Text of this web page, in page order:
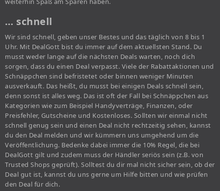
… schnell
Wir sind schnell, geben unser Bestes und das täglich von 8 bis 1
Uhr. Mit DealGott bist du immer auf dem aktuellsten Stand. Du
musst weder lange auf die nächsten Deals warten, noch dich
sorgen, dass du einen Deal verpasst. Viele der Rabattaktionen und
Schnäppchen sind befristetet oder binnen weniger Minuten
ausverkauft. Das heißt, du musst bei einigen Deals schnell sein,
denn sonst ist alles weg. Das ist oft der Fall bei Schnäppchen aus
Kategorien wie zum Beispiel Handyverträge, Finanzen, oder
Preisfehler, Gutscheine und Kostenloses. Sollten wir einmal nicht
schnell genug sein und einen Deal nicht rechtzeitig sehen, kannst
du den Deal melden und wir kümmern uns umgehend um die
Veröffentlichung. Bedenke dabei immer die 10% Regel, die bei
DealGott gilt und zudem muss der Händler seriös sein (z.B. von
Trusted Shops geprüft). Solltest du dir mal nicht sicher sein, ob der
Deal gut ist, kannst du uns gerne um Hilfe bitten und wie prüfen
den Deal für dich.